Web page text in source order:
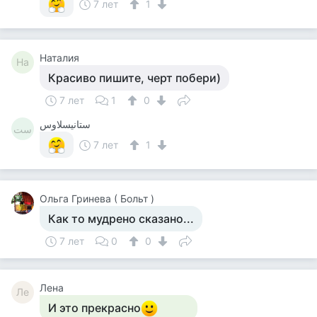
7 лет
1
На Наталия
Красиво пишите, черт побери)
7 лет 1 0
ست
ستانيسلاوس
7 лет
1
Ольга Гринева ( Больт )
Как то мудрено сказано...
7 лет 0 0
Ле Лена
И это прекрасно